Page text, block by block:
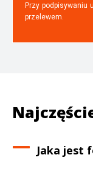
Przy podpisywaniu
przelewem.
Jaka jest